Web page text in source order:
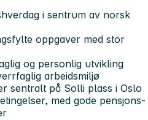
i sentrum av norsk
oppgaver med stor
og personlig utvikling
arbeidsmiljø
sentralt på Solli plass i Oslo
med gode pensjons-